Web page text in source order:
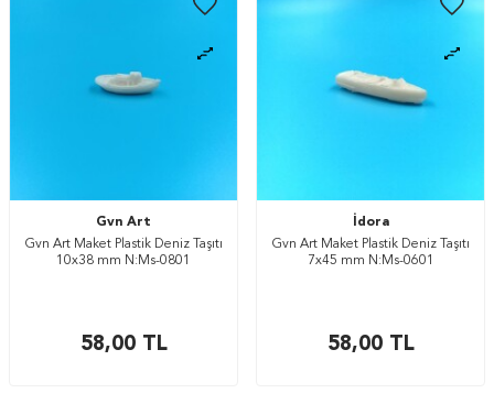
Gvn Art
Gvn Art Maket Plastik Deniz Taşıtı
10x38 mm N:Ms-0801
58,00TL
İdora
Gvn Art Maket Plastik Deniz Taşıtı
7x45 mm N:Ms-0601
58,00TL